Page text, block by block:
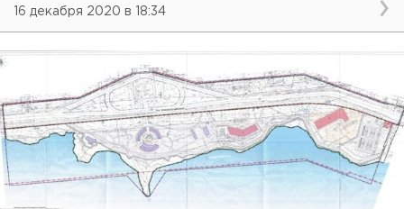
16 декабря 2020 в 18:34